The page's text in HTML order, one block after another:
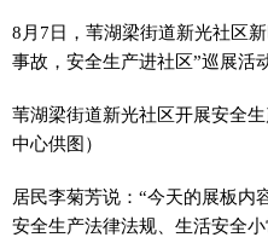
8月7日，苇湖梁街道新光社区
事故，安全生产进社区”巡展活动
苇湖梁街道新光社区开展安全
中心供图）
居民李菊芳说：“今天的展板内
安全生产法律法规、生活安全